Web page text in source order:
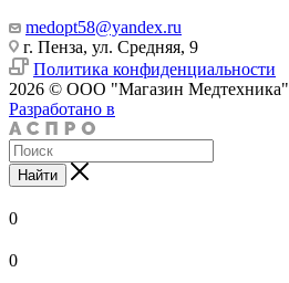
medopt58@yandex.ru
г. Пенза, ул. Средняя, 9
Политика конфиденциальности
2026 © ООО "Магазин Медтехника"
Разработано в
Найти
0
0